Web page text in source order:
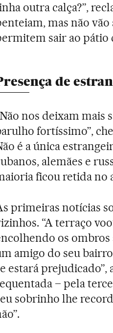
outra calça?”,
mas não
sair ao pátio
de
nos deixam mais
fortíssimo”,
é a única
alemães e
ficou retida no
primeiras notícias
“A terraço
os
amigo do seu
estará
– pela
sobrinho lhe